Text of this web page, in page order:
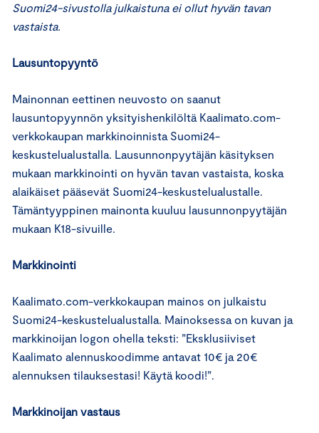
Suomi24-sivustolla julkaistuna ei ollut hyvän tavan
vastaista.
Lausuntopyyntö
Mainonnan eettinen neuvosto on saanut
lausuntopyynnön yksityishenkilöltä Kaalimato.com-
verkkokaupan markkinoinnista Suomi24-
keskustelualustalla. Lausunnonpyytäjän käsityksen
mukaan markkinointi on hyvän tavan vastaista, koska
alaikäiset pääsevät Suomi24-keskustelualustalle.
Tämäntyyppinen mainonta kuuluu lausunnonpyytäjän
mukaan K18-sivuille.
Markkinointi
Kaalimato.com-verkkokaupan mainos on julkaistu
Suomi24-keskustelualustalla. Mainoksessa on kuvan ja
markkinoijan logon ohella teksti: ”Eksklusiiviset
Kaalimato alennuskoodimme antavat 10€ ja 20€
alennuksen tilauksestasi! Käytä koodi!”.
Markkinoijan vastaus